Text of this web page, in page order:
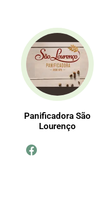
Panificadora São
Lourenço